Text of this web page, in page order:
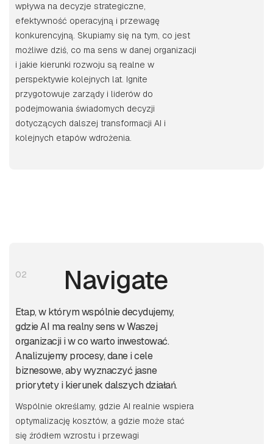
wpływa na decyzje strategiczne,
efektywność operacyjną i przewagę
konkurencyjną. Skupiamy się na tym, co jest
możliwe dziś, co ma sens w danej organizacji
i jakie kierunki rozwoju są realne w
perspektywie kolejnych lat. Ignite
przygotowuje zarządy i liderów do
podejmowania świadomych decyzji
dotyczących dalszej transformacji AI i
kolejnych etapów wdrożenia.
02 Navigate
Etap, w którym wspólnie decydujemy,
gdzie AI ma realny sens w Waszej
organizacji i w co warto inwestować.
Analizujemy procesy, dane i cele
biznesowe, aby wyznaczyć jasne
priorytety i kierunek dalszych działań.
Wspólnie określamy, gdzie AI realnie wspiera
optymalizację kosztów, a gdzie może stać
się źródłem wzrostu i przewagi